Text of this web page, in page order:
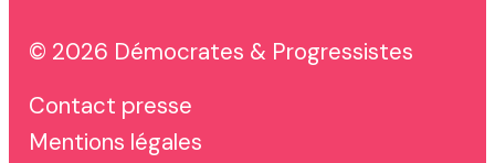
© 2026 Démocrates & Progressistes
Contact presse
Mentions légales